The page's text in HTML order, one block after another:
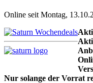
Online seit Montag,
Nur solange der Vorrat